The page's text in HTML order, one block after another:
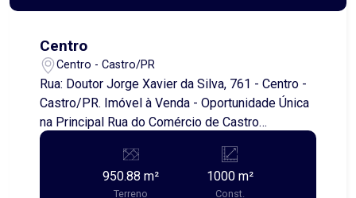
Centro
Centro - Castro/PR
Rua: Doutor Jorge Xavier da Silva, 761 - Centro -
Castro/PR. Imóvel à Venda - Oportunidade Única
na Principal Rua do Comércio de Castro
Apresentamos esta excelente oportunidade de
investimento em um imóvel localizado na mais
movimentada rua do comércio de Castro. Com
950.88 m²
Terreno
1000 m²
Const.